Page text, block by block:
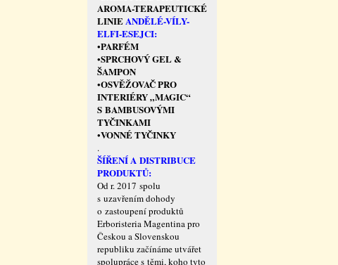
AROMA-TERAPEUTICKÉ
LINIEANDĚLÉ-VÍLY-
ELFI-ESEJCI:
•PARFÉM
•SPRCHOVÝ GEL &
ŠAMPON
•OSVĚŽOVAČ PRO
INTERIÉRY „MAGIC“
S BAMBUSOVÝMI
TYČINKAMI
•VONNÉ TYČINKY
.
ŠÍŘENÍ A DISTRIBUCE
PRODUKTŮ:
Od r. 2017 spolu
s uzavřením dohody
o zastoupení produktů
Erboristeria Magentina pro
Českou a Slovenskou
republiku začínáme utvářet
spolupráce s těmi, koho tyto